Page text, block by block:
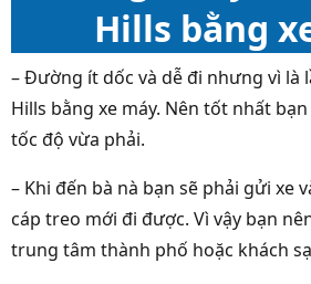
Hills bằng
– Đường ít dốc và dễ đi nhưng vì là
Hills bằng xe máy. Nên tốt nhất
tốc độ vừa phải.
– Khi đến bà nà bạn sẽ phải gửi xe
cáp treo mới đi được. Vì vậy bạn
trung tâm thành phố hoặc khách